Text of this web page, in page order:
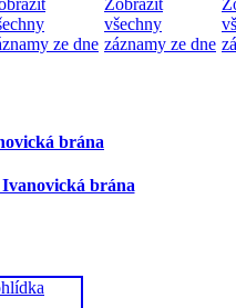
ze dne
Zobrazit
všechny
záznamy ze dne
brána